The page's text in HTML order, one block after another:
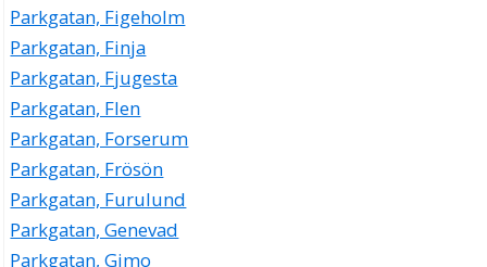
Parkgatan, Figeholm
Parkgatan, Finja
Parkgatan, Fjugesta
Parkgatan, Flen
Parkgatan, Forserum
Parkgatan, Frösön
Parkgatan, Furulund
Parkgatan, Genevad
Parkgatan, Gimo